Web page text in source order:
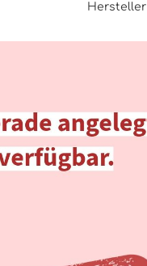
Hersteller